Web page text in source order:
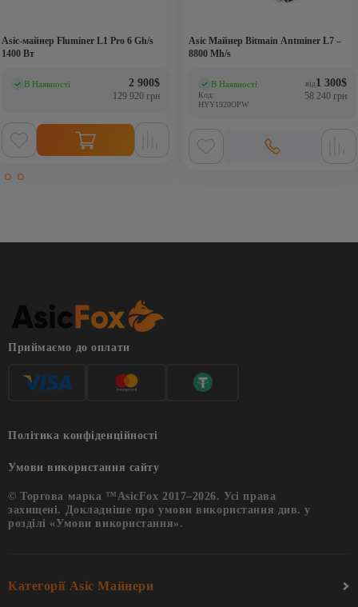
Asic-майнер Fluminer L1 Pro 6 Gh/s
1400 Вт
В Наявності(0) 2 900$
129 920 грн
Аsic Майнер Bitmain Antminer L7 –
8800 Mh/s
В Наявності(0)
Код:
HYY1920OPW
від1 300$
58 240 грн
Приймаємо до оплати
Політика конфіденційності
Умови використання сайту
© Торгова марка ™AsicFox 2017–2026. Усі права
захищені. Докладніше про умови використання див. у
розділі «Умови використання».
Категорії Asic Майнери